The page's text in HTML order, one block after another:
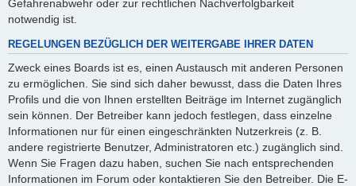
Gefahrenabwehr oder zur rechtlichen Nachverfolgbarkeit
notwendig ist.
REGELUNGEN BEZÜGLICH DER WEITERGABE IHRER DATEN
Zweck eines Boards ist es, einen Austausch mit anderen Personen
zu ermöglichen. Sie sind sich daher bewusst, dass die Daten Ihres
Profils und die von Ihnen erstellten Beiträge im Internet zugänglich
sein können. Der Betreiber kann jedoch festlegen, dass einzelne
Informationen nur für einen eingeschränkten Nutzerkreis (z. B.
andere registrierte Benutzer, Administratoren etc.) zugänglich sind.
Wenn Sie Fragen dazu haben, suchen Sie nach entsprechenden
Informationen im Forum oder kontaktieren Sie den Betreiber. Die E-